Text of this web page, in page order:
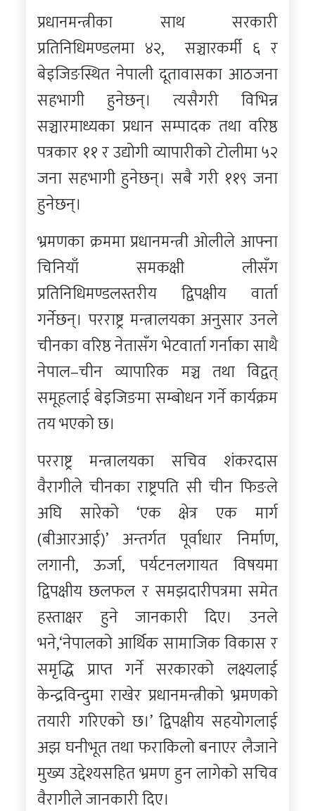
प्रधानमन्त्रीका साथ सरकारी
प्रतिनिधिमण्डलमा ४२, सञ्चारकर्मी ६ र
बेइजिङस्थित नेपाली दूतावासका आठजना
सहभागी हुनेछन्। त्यसैगरी विभिन्न
सञ्चारमाध्यका प्रधान सम्पादक तथा वरिष्ठ
पत्रकार ११ र उद्योगी व्यापारीको टोलीमा ५२
जना सहभागी हुनेछन्। सबै गरी ११९ जना
हुनेछन्।
भ्रमणका क्रममा प्रधानमन्त्री ओलीले आफ्ना
चिनियाँ समकक्षी लीसँग
प्रतिनिधिमण्डलस्तरीय द्विपक्षीय वार्ता
गर्नेछन्। परराष्ट्र मन्त्रालयका अनुसार उनले
चीनका वरिष्ठ नेतासँग भेटवार्ता गर्नाका साथै
नेपाल–चीन व्यापारिक मञ्च तथा विद्वत्
समूहलाई बेइजिङमा सम्बोधन गर्ने कार्यक्रम
तय भएको छ।
परराष्ट्र मन्त्रालयका सचिव शंकरदास
वैरागीले चीनका राष्ट्रपति सी चीन फिङले
अघि सारेको ‘एक क्षेत्र एक मार्ग
(बीआरआई)’ अन्तर्गत पूर्वाधार निर्माण,
लगानी, ऊर्जा, पर्यटनलगायत विषयमा
द्विपक्षीय छलफल र समझदारीपत्रमा समेत
हस्ताक्षर हुने जानकारी दिए। उनले
भने,‘नेपालको आर्थिक सामाजिक विकास र
समृद्धि प्राप्त गर्ने सरकारको लक्ष्यलाई
केन्द्रविन्दुमा राखेर प्रधानमन्त्रीको भ्रमणको
तयारी गरिएको छ।’ द्विपक्षीय सहयोगलाई
अझ घनीभूत तथा फराकिलो बनाएर लैजाने
मुख्य उद्देश्यसहित भ्रमण हुन लागेको सचिव
वैरागीले जानकारी दिए।